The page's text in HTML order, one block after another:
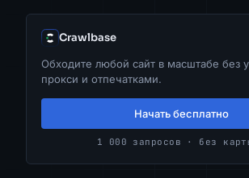
Crawlbase
Обходите любой сайт в масштабе без
прокси и отпечатками.
Начать бесплатно
1 000 запросов · без